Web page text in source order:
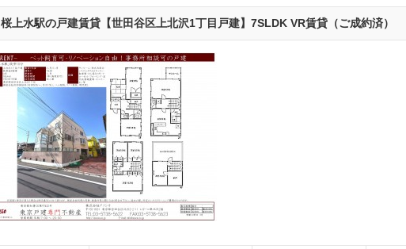
桜上水駅の戸建賃貸【世田谷区上北沢1丁目戸建】7SLDK VR賃貸（ご成約済）